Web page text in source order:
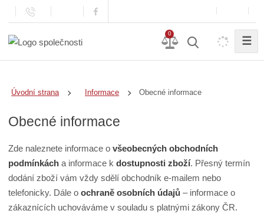
0
☰
Úvodní strana Informace Obecné informace
Obecné informace
Zde naleznete informace ovšeobecných obchodních
podmínkách a informace kdostupnosti zboží. Přesný termín
dodání zboží vám vždy sdělí obchodník e-mailem nebo
telefonicky. Dále oochraně osobních údajů – informace o
zákaznících uchováváme v souladu s platnými zákony ČR.